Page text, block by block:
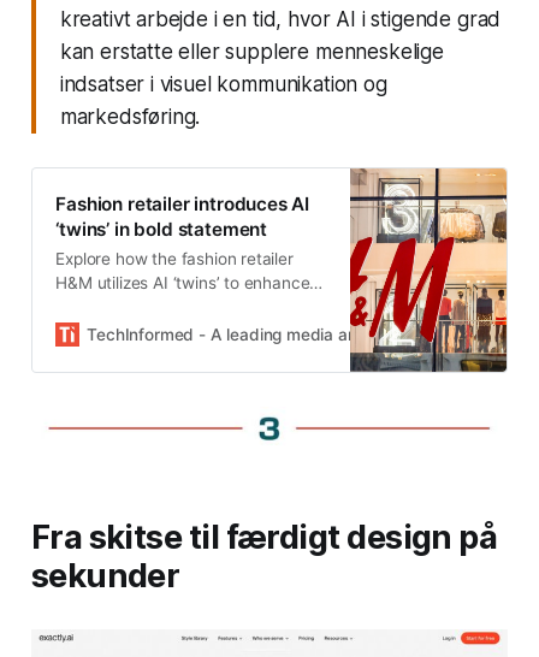
kreativt arbejde i en tid, hvor AI i stigende grad
kan erstatte eller supplere menneskelige
indsatser i visuel kommunikation og
markedsføring.
Fashion retailer introduces AI
‘twins’ in bold statement
Explore how the fashion retailer
H&M utilizes AI ‘twins’ to enhance
engagement.
TechInformed - A leading media and marketing solutions
Fra skitse til færdigt design på
sekunder